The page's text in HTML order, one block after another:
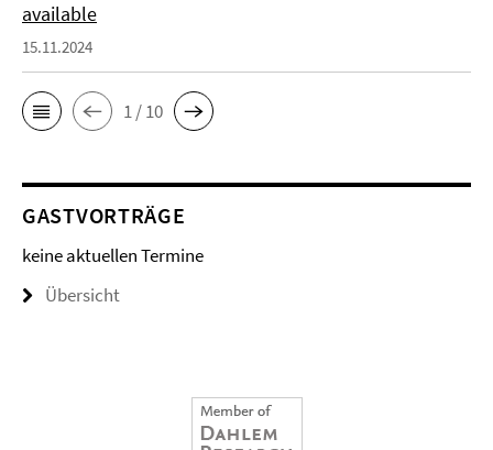
available
15.11.2024
1 / 10
GASTVORTRÄGE
keine aktuellen Termine
Übersicht